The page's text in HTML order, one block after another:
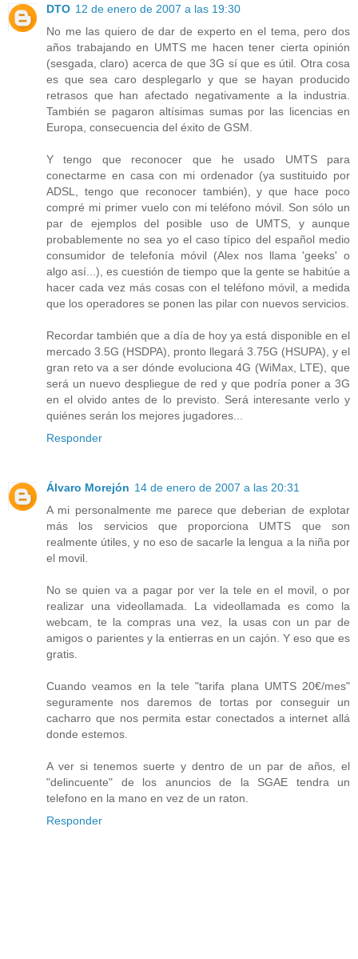
DTO 12 de enero de 2007 a las 19:30
No me las quiero de dar de experto en el tema, pero dos
años trabajando en UMTS me hacen tener cierta opinión
(sesgada, claro) acerca de que 3G sí que es útil. Otra cosa
es que sea caro desplegarlo y que se hayan producido
retrasos que han afectado negativamente a la industria.
También se pagaron altísimas sumas por las licencias en
Europa, consecuencia del éxito de GSM.
Y tengo que reconocer que he usado UMTS para
conectarme en casa con mi ordenador (ya sustituido por
ADSL, tengo que reconocer también), y que hace poco
compré mi primer vuelo con mi teléfono móvil. Son sólo un
par de ejemplos del posible uso de UMTS, y aunque
probablemente no sea yo el caso típico del español medio
consumidor de telefonía móvil (Alex nos llama 'geeks' o
algo así...), es cuestión de tiempo que la gente se habitúe a
hacer cada vez más cosas con el teléfono móvil, a medida
que los operadores se ponen las pilar con nuevos servicios.
Recordar también que a día de hoy ya está disponible en el
mercado 3.5G (HSDPA), pronto llegará 3.75G (HSUPA), y el
gran reto va a ser dónde evoluciona 4G (WiMax, LTE), que
será un nuevo despliegue de red y que podría poner a 3G
en el olvido antes de lo previsto. Será interesante verlo y
quiénes serán los mejores jugadores...
Responder
Álvaro Morejón 14 de enero de 2007 a las 20:31
A mi personalmente me parece que deberian de explotar
más los servicios que proporciona UMTS que son
realmente útiles, y no eso de sacarle la lengua a la niña por
el movil.
No se quien va a pagar por ver la tele en el movil, o por
realizar una videollamada. La videollamada es como la
webcam, te la compras una vez, la usas con un par de
amigos o parientes y la entierras en un cajón. Y eso que es
gratis.
Cuando veamos en la tele "tarifa plana UMTS 20€/mes"
seguramente nos daremos de tortas por conseguir un
cacharro que nos permita estar conectados a internet allá
donde estemos.
A ver si tenemos suerte y dentro de un par de años, el
"delincuente" de los anuncios de la SGAE tendra un
telefono en la mano en vez de un raton.
Responder